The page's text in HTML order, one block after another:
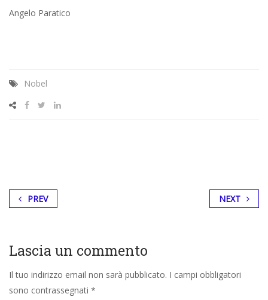
Angelo Paratico
Nobel
PREV NEXT
Lascia un commento
Il tuo indirizzo email non sarà pubblicato. I campi obbligatori
sono contrassegnati *